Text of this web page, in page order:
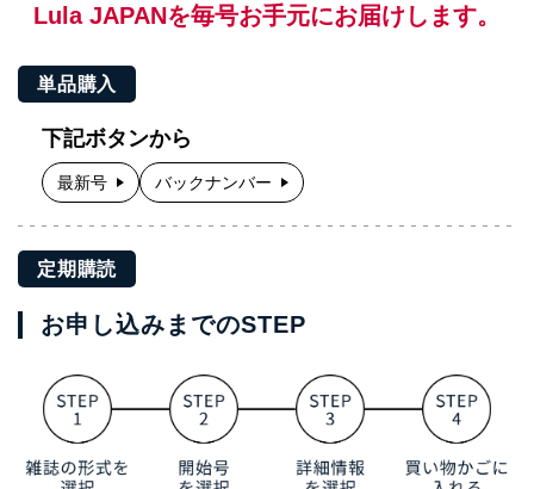
Lula JAPANを毎号お手元にお届けします。
単品購入
下記ボタンから
最新号 バックナンバー
定期購読
お申し込みまでのSTEP